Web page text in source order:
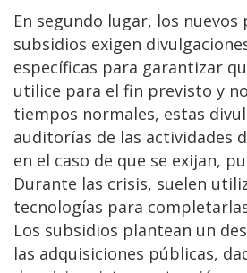
En segundo lugar, los nuevos
subsidios exigen
específicas para garantizar
utilice para el fin previsto y
tiempos normales, estas
auditorías de las actividades
en el caso de que se exijan,
Durante las crisis, suelen
tecnologías para
Los subsidios plantean un
las adquisiciones públicas,